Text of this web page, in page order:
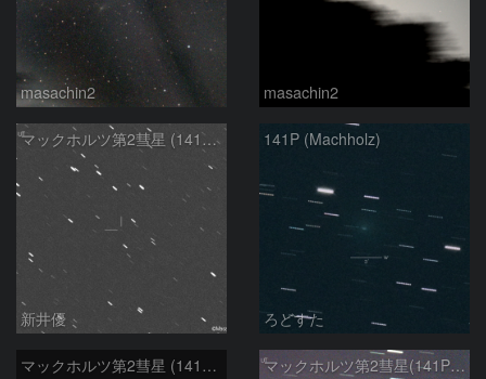
masachin2 masachin2
マックホルツ第2彗星 (141P)：2021/02/06
新井優
141P (Machholz)
ろどすた
マックホルツ第2彗星 (141P)：2021/01/13 マックホルツ第2彗星(141P)：2021/01/14